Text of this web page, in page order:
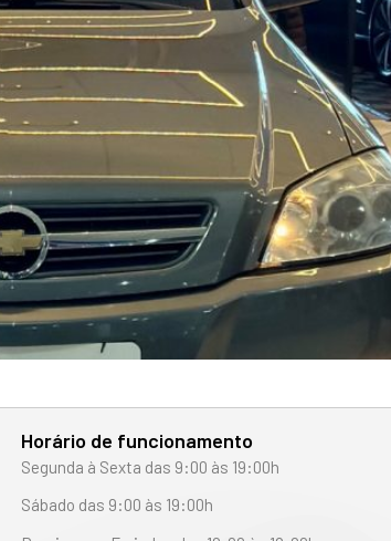
Horário de funcionamento
Segunda à Sexta das 9:00 às 19:00h
Sábado das 9:00 às 19:00h